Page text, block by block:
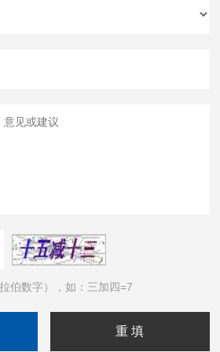
伯数字），如：三加四=7